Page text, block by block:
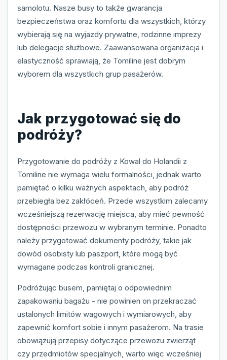
samolotu. Nasze busy to także gwarancja
bezpieczeństwa oraz komfortu dla wszystkich, którzy
wybierają się na wyjazdy prywatne, rodzinne imprezy
lub delegacje służbowe. Zaawansowana organizacja i
elastyczność sprawiają, że Tomiline jest dobrym
wyborem dla wszystkich grup pasażerów.
Jak przygotować się do
podróży?
Przygotowanie do podróży z Kowal do Holandii z
Tomiline nie wymaga wielu formalności, jednak warto
pamiętać o kilku ważnych aspektach, aby podróż
przebiegła bez zakłóceń. Przede wszystkim zalecamy
wcześniejszą rezerwację miejsca, aby mieć pewność
dostępności przewozu w wybranym terminie. Ponadto
należy przygotować dokumenty podróży, takie jak
dowód osobisty lub paszport, które mogą być
wymagane podczas kontroli granicznej.
Podróżując busem, pamiętaj o odpowiednim
zapakowaniu bagażu - nie powinien on przekraczać
ustalonych limitów wagowych i wymiarowych, aby
zapewnić komfort sobie i innym pasażerom. Na trasie
obowiązują przepisy dotyczące przewozu zwierząt
czy przedmiotów specjalnych, warto więc wcześniej